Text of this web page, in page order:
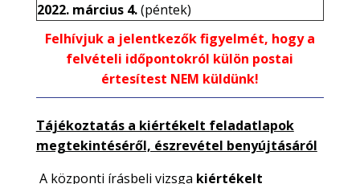
2022. március 4.(péntek)
Felhívjuk a jelentkezők figyelmét, hogy a
felvételi időpontokról külön postai
értesítest NEM küldünk!
Tájékoztatás a kiértékelt feladatlapok
megtekintéséről, észrevétel benyújtásáról
A központi írásbeli vizsga kiértékelt